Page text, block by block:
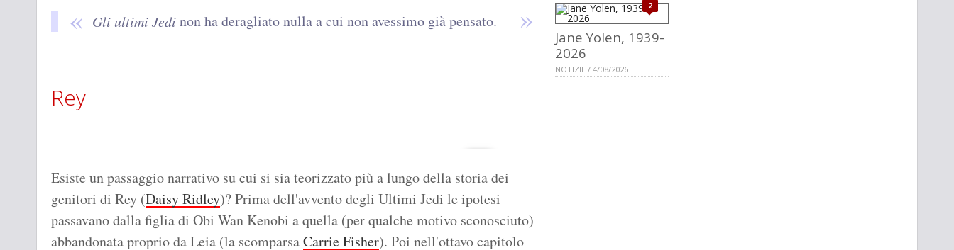
Gli ultimi Jedinon ha deragliato nulla a cui non avessimo già pensato.
Rey
Esiste un passaggio narrativo su cui si sia teorizzato più a lungo della storia dei
genitori di Rey (Daisy Ridley)? Prima dell'avvento degli Ultimi Jedi le ipotesi
passavano dalla figlia di Obi Wan Kenobi a quella (per qualche motivo sconosciuto)
abbandonata proprio da Leia (la scomparsaCarrie Fisher). Poi nell'ottavo capitolo
2
Jane Yolen, 1939-
2026
NOTIZIE / 4/08/2026